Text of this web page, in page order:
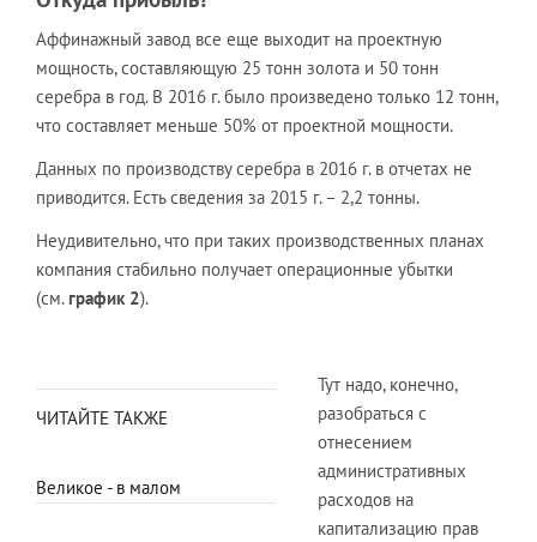
Аффинажный завод все еще выходит на проектную
мощность, составляющую 25 тонн золота и 50 тонн
серебра в год. В 2016 г. было произведено только 12 тонн,
что составляет меньше 50% от проектной мощности.
Данных по производству серебра в 2016 г. в отчетах не
приводится. Есть сведения за 2015 г. – 2,2 тонны.
Неудивительно, что при таких производственных планах
компания стабильно получает операционные убытки
(см.график 2).
ЧИТАЙТЕ ТАКЖЕ
Великое - в малом
Тут надо, конечно,
разобраться с
отнесением
административных
расходов на
капитализацию прав